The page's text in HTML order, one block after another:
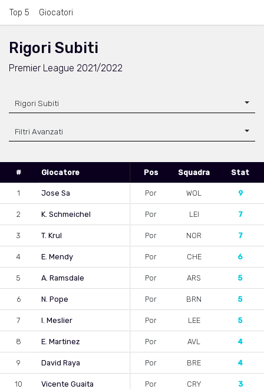
Top 5 Giocatori
Rigori Subiti
Premier League 2021/2022
Rigori Subiti
Filtri Avanzati
# Giocatore Pos Squadra Stat
1 Jose Sa Por WOL 9
2 K. Schmeichel Por LEI 7
3 T. Krul Por NOR 7
4 E. Mendy Por CHE 6
5 A. Ramsdale Por ARS 5
6 N. Pope Por BRN 5
7 I. Meslier Por LEE 5
8 E. Martinez Por AVL 4
9 David Raya Por BRE 4
10 Vicente Guaita Por CRY 3